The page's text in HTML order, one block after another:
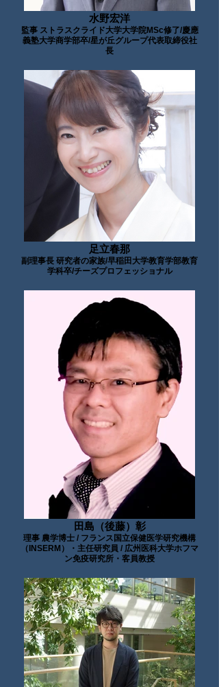
水野宏洋
監事 ストラスクライド大学大学院MSc修了/慶應
義塾大学商学部卒/星が丘グループ代表取締役社
長
足立春那
副理事長 研究者の家族/早稲田大学教育学部教育
学科卒/チーズプロフェッショナル
田島（後藤）彰
理事 農学博士 / フランス国立保健医学研究機構
（INSERM）・主任研究員 / 広州医科大学ホフマ
ン免疫研究所・客員教授